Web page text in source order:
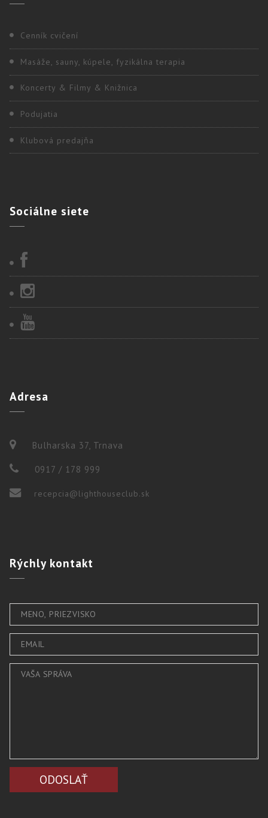
Cenník cvičení
Masáže, sauny, kúpele, fyzikálna terapia
Koncerty & Filmy & Knižnica
Podujatia
Klubová predajňa
Sociálne siete
Adresa
Bulharska 37, Trnava
0917 / 178 999
recepcia@lighthouseclub.sk
Rýchlykontakt